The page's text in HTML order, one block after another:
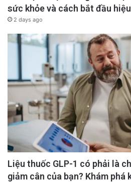
sức khỏe và cách bắt đầu
2 days ago
Liệu thuốc GLP-1 có phải là
giảm cân của bạn? Khám phá